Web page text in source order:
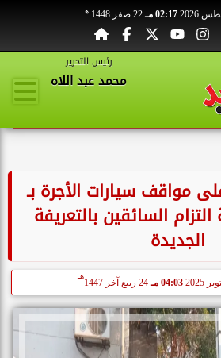
02:17 مـ 22 صفر 1448 هـ
رئيس التحرير
محمد عبد اللاه
مواقف سيارات الأجرة بـ
السائقين بالتعريفة
الجديدة
04:03 مـ 24 ربيع آخر 1447
هـ